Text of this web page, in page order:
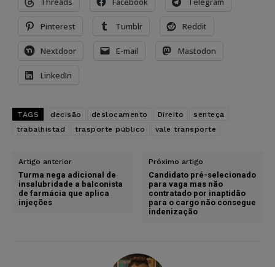
Pinterest Tumblr Reddit
Nextdoor E-mail Mastodon
LinkedIn
TAGS decisão deslocamento Direito
senteça
trabalhistad
trasporte público vale transporte
Artigo anterior
Turma nega adicional de
insalubridade a balconista
de farmácia que aplica
injeções
Próximo artigo
Candidato pré-selecionado
para vaga mas não
contratado por inaptidão
para o cargo não consegue
indenização